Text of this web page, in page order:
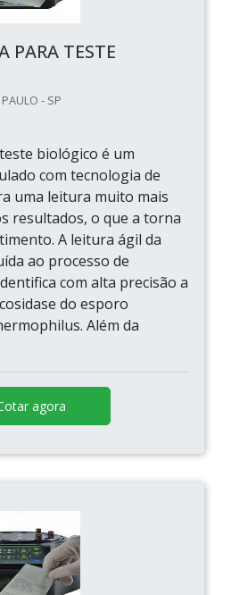
PARA TESTE
- SP
biológico é um
com tecnologia de
uma leitura muito mais
resultados, o que a torna
A leitura ágil da
ao processo de
com alta precisão a
do esporo
Além da
agora